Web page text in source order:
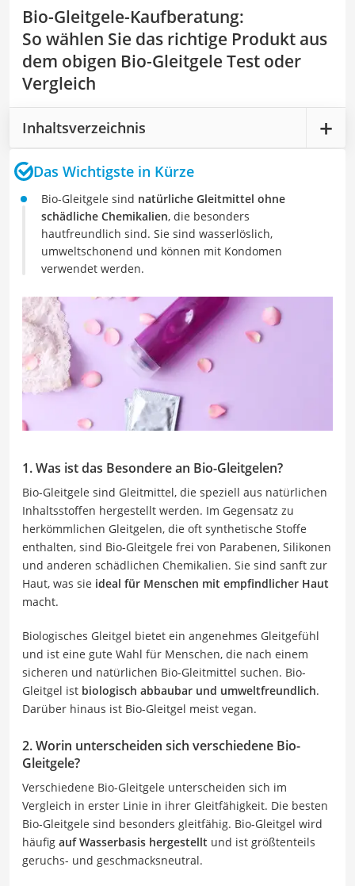
Bio-Gleitgele-Kaufberatung:
So wählen Sie das richtige Produkt aus
dem obigen Bio-Gleitgele Test oder
Vergleich
Inhaltsverzeichnis
Das Wichtigste in Kürze
Bio-Gleitgele sind natürliche Gleitmittel ohne
schädliche Chemikalien, die besonders
hautfreundlich sind. Sie sind wasserlöslich,
umweltschonend und können mit Kondomen
verwendet werden.
1. Was ist das Besondere an Bio-Gleitgelen?
Bio-Gleitgele sind Gleitmittel, die speziell aus natürlichen
Inhaltsstoffen hergestellt werden. Im Gegensatz zu
herkömmlichen Gleitgelen, die oft synthetische Stoffe
enthalten, sind Bio-Gleitgele frei von Parabenen, Silikonen
und anderen schädlichen Chemikalien. Sie sind sanft zur
Haut, was sie ideal für Menschen mit empfindlicher Haut
macht.
Biologisches Gleitgel bietet ein angenehmes Gleitgefühl
und ist eine gute Wahl für Menschen, die nach einem
sicheren und natürlichen Bio-Gleitmittel suchen. Bio-
Gleitgel ist biologisch abbaubar und umweltfreundlich.
Darüber hinaus ist Bio-Gleitgel meist vegan.
2. Worin unterscheiden sich verschiedene Bio-
Gleitgele?
Verschiedene Bio-Gleitgele unterscheiden sich im
Vergleich in erster Linie in ihrer Gleitfähigkeit. Die besten
Bio-Gleitgele sind besonders gleitfähig. Bio-Gleitgel wird
häufig auf Wasserbasis hergestellt und ist größtenteils
geruchs- und geschmacksneutral.